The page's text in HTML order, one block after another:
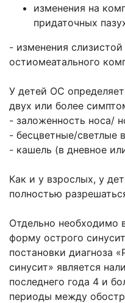
изменения на
придаточных
- изменения
остиомеатального
У детей ОС
двух или более
- заложенность носа/
- бесцветные/светлые
- кашель (в дневное
Как и у взрослых, у
полностью
Отдельно
форму острого
постановки диагноза
синусит» является
последнего года 4 и
периоды между